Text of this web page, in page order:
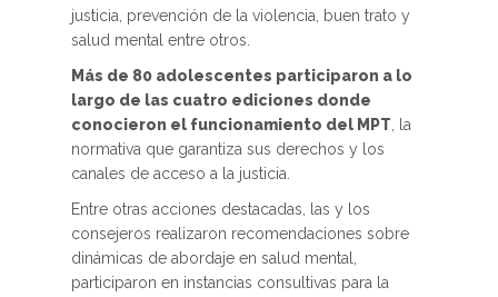
justicia, prevención de la violencia, buen trato y
salud mental entre otros.
Más de 80 adolescentes participaron a lo
largo de las cuatro ediciones donde
conocieron el funcionamiento del MPT , la
normativa que garantiza sus derechos y los
canales de acceso a la justicia.
Entre otras acciones destacadas, las y los
consejeros realizaron recomendaciones sobre
dinámicas de abordaje en salud mental,
participaron en instancias consultivas para la